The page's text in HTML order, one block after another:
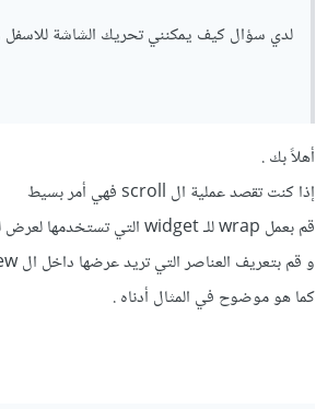
لدي سؤال كيف يمكنني تحريك الشاشة للاسفل
أهلاً بك .
إذا كنت تقصد عملية ال scroll فهي أمر بسيط
قم بعمل wrap للـ widget التي تستخدمها لعرض لعرض العناصر علىيها في صفحة التطبيق خاصتك بـ ListView
و قم بتعريف العناصر التي تريد عرضها داخل ال ListView ، بحيث ال ListView يجب أن تحتوي على children
كما هو موضوح في المثال أدناه .